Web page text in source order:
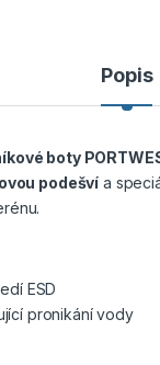
Popis
boty
podešví a
ESD
pronikání vody